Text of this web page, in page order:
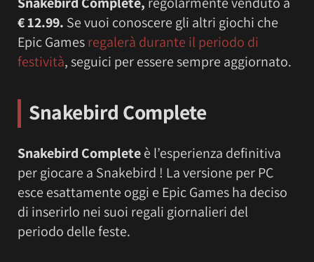
€ 12.99. Se vuoi conoscere gli altri giochi che
Epic Gamesregalerà durante il periodo di
festività, seguici per essere sempre aggiornato.
Snakebird Complete
Snakebird Completeè l’esperienza definitiva
per giocare a Snakebird ! La versione per PC
esce esattamente oggi e Epic Games ha deciso
di inserirlo nei suoi regali giornalieri del
periodo delle feste.